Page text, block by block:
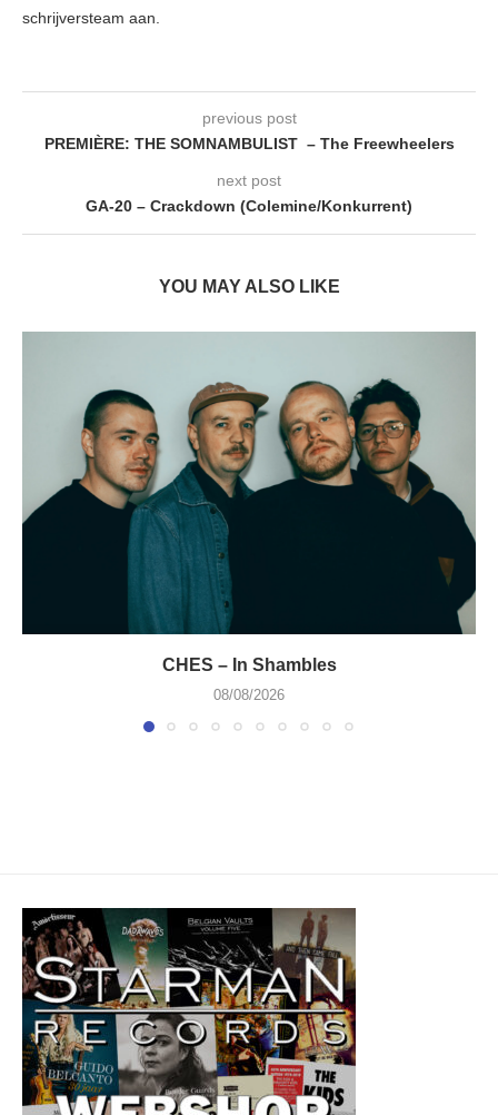
schrijversteam aan.
previous post
PREMIÈRE: THE SOMNAMBULIST – The Freewheelers
next post
GA-20 – Crackdown (Colemine/Konkurrent)
YOU MAY ALSO LIKE
CHES – In Shambles
08/08/2026